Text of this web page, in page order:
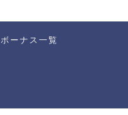
ボーナス一覧